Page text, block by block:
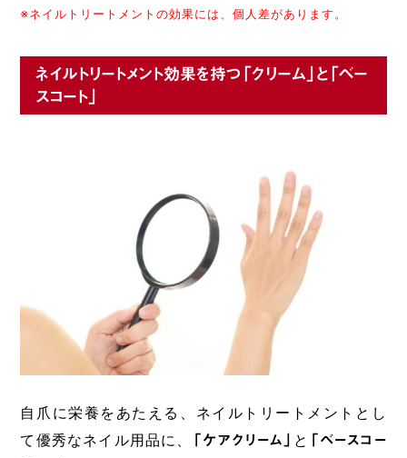
※ネイルトリートメントの効果には、個人差があります。
ネイルトリートメント効果を持つ「クリーム」と「ベー
スコート」
自爪に栄養をあたえる、ネイルトリートメントとし
て優秀なネイル用品に、
「ケアクリーム」 と
「ベースコー